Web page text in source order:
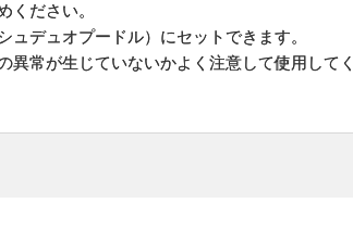
ださい。
デュオプードル）にセットできます。
常が生じていないかよく注意して使用して